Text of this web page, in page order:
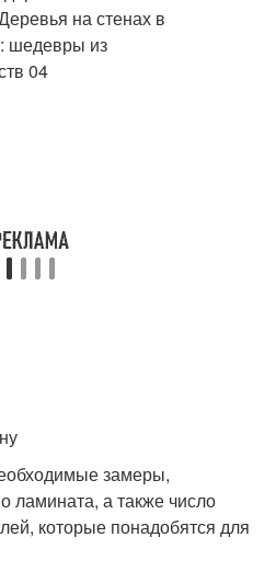
замеры,
ламината, а также число
которые понадобятся для